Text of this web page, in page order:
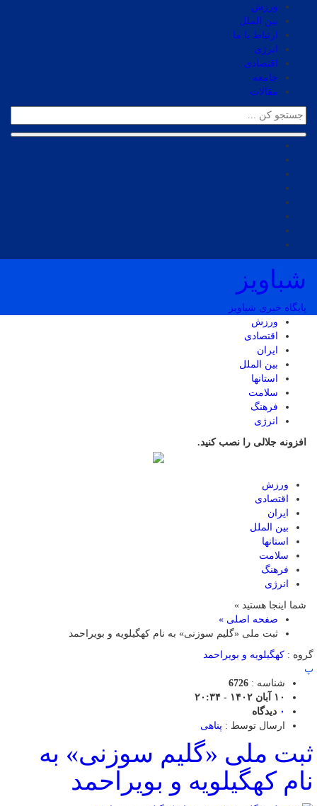
ورزش
بین الملل
ارتباط با ما
انرژی
اقتصادی
جامعه
مقالات
شباویز
پایگاه خبری شباویز
ورزش
اقتصادی
ایران
بین الملل
استانها
سلامت
فرهنگ
انرژی
افزونه جلالی را نصب کنید.
ورزش
اقتصادی
ایران
بین الملل
استانها
سلامت
فرهنگ
انرژی
شما اینجا هستید »
صفحه اصلی »
ثبت ملی «گلیم سوزنی» به نام کهگیلویه و بویراحمد
گروه : کهگیلویه و بویراحمد
پ
شناسه : 6726
۱۰ آبان ۱۴۰۲ - ۲۰:۳۴
۰ دیدگاه
ارسال توسط : پناهی
ثبت ملی «گلیم سوزنی» به
نام کهگیلویه و بویراحمد